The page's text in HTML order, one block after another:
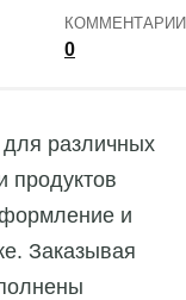
КОММЕНТАРИИ
0
для различных
продуктов
и
Заказывая